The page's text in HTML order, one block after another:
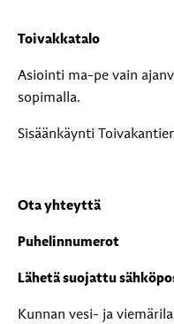
Toivakkatalo
Asiointi ma-pe vain
sopimalla.
Sisäänkäynti
Ota yhteyttä
Puhelinnumerot
Lähetä suojattu
Kunnan vesi- ja